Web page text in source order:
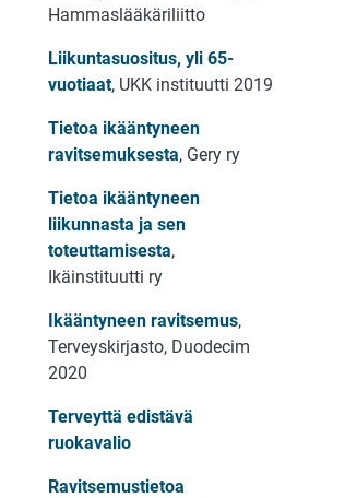
Hammaslääkäriliitto
Liikuntasuositus, yli 65-
vuotiaat, UKK instituutti 2019
Tietoa ikääntyneen
ravitsemuksesta, Gery ry
Tietoa ikääntyneen
liikunnasta ja sen
toteuttamisesta,
Ikäinstituutti ry
Ikääntyneen ravitsemus,
Terveyskirjasto, Duodecim
2020
Terveyttä edistävä
ruokavalio
Ravitsemustietoa